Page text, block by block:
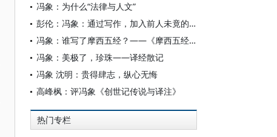
冯象：为什么“法律与人文”
彭伦：冯象：通过写作，加入前人未竟的事业
冯象：谁写了摩西五经？——《摩西五经》译序
冯象：美极了，珍珠——译经散记
冯象 沈明：贵得肆志，纵心无悔
高峰枫：评冯象《创世记传说与译注》
热门专栏